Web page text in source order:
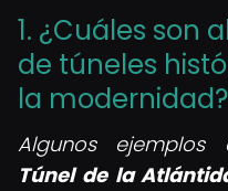
1. ¿Cuáles son
de túneles
la modernidad?
Algunos ejemplos
Túnel de la